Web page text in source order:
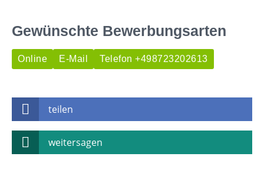
Gewünschte Bewerbungsarten
Online E-Mail Telefon +498723202613
teilen
weitersagen